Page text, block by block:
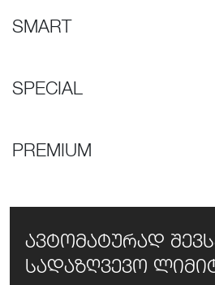
SMART
SPECIAL
PREMIUM
ავტომატურად
სადაზღვევო